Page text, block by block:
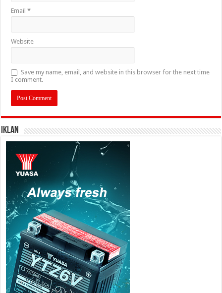
Email*
Website
Save my name, email, and website in this browser for the next time
I comment.
IKLAN